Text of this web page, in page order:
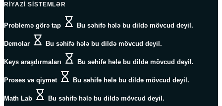
RIYAZI SISTEMLƏR
Problemə görə tap Bu səhifə hələ bu dildə mövcud deyil.
Demolar Bu səhifə hələ bu dildə mövcud deyil.
Keys araşdırmaları Bu səhifə hələ bu dildə mövcud deyil.
Proses və qiymət Bu səhifə hələ bu dildə mövcud deyil.
Math Lab Bu səhifə hələ bu dildə mövcud deyil.